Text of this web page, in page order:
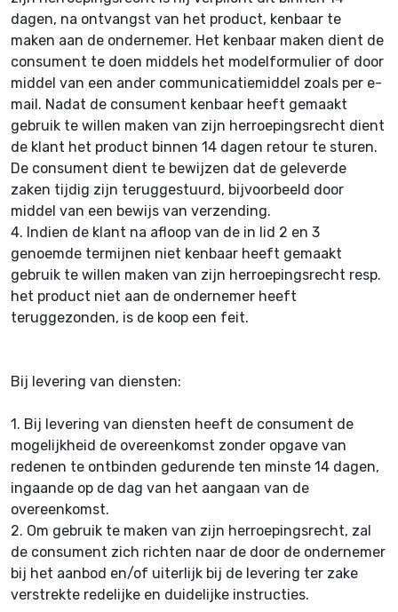
dagen, na ontvangst van het product, kenbaar te
maken aan de ondernemer. Het kenbaar maken dient de
consument te doen middels het modelformulier of door
middel van een ander communicatiemiddel zoals per e-
mail. Nadat de consument kenbaar heeft gemaakt
gebruik te willen maken van zijn herroepingsrecht dient
de klant het product binnen 14 dagen retour te sturen.
De consument dient te bewijzen dat de geleverde
zaken tijdig zijn teruggestuurd, bijvoorbeeld door
middel van een bewijs van verzending.
4. Indien de klant na afloop van de in lid 2 en 3
genoemde termijnen niet kenbaar heeft gemaakt
gebruik te willen maken van zijn herroepingsrecht resp.
het product niet aan de ondernemer heeft
teruggezonden, is de koop een feit.
Bij levering van diensten:
1. Bij levering van diensten heeft de consument de
mogelijkheid de overeenkomst zonder opgave van
redenen te ontbinden gedurende ten minste 14 dagen,
ingaande op de dag van het aangaan van de
overeenkomst.
2. Om gebruik te maken van zijn herroepingsrecht, zal
de consument zich richten naar de door de ondernemer
bij het aanbod en/of uiterlijk bij de levering ter zake
verstrekte redelijke en duidelijke instructies.